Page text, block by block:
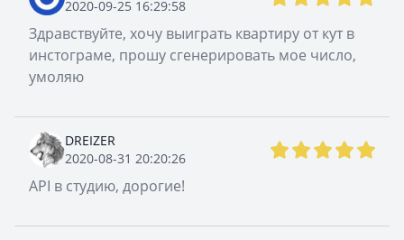
2020-09-25 16:29:58
Здравствуйте, хочу выиграть квартиру от кут в
инстограме, прошу сгенерировать мое число,
умоляю
DREIZER
2020-08-31 20:20:26
API в студию, дорогие!